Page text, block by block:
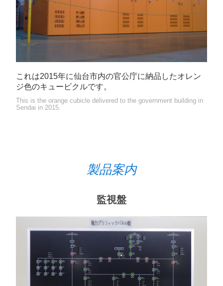
これは2015年に仙台市内の官公庁に納品したオレン
ジ色のキュービクルです。
This is the orange cubicle delivered to the government building in
Sendai in 2015.
製品案内
監視盤